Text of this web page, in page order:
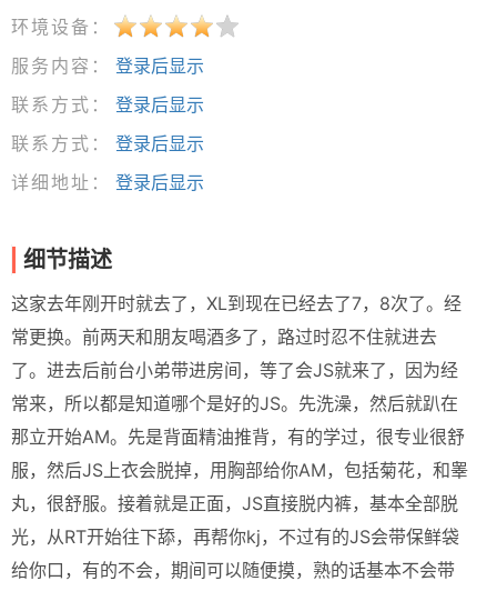
环境设备：
服务内容：
登录后显示
联系方式：
登录后显示
联系方式：
登录后显示
详细地址：
登录后显示
细节描述
这家去年刚开时就去了，XL到现在已经去了7，8次了。经
常更换。前两天和朋友喝酒多了，路过时忍不住就进去
了。进去后前台小弟带进房间，等了会JS就来了，因为经
常来，所以都是知道哪个是好的JS。先洗澡，然后就趴在
那立开始AM。先是背面精油推背，有的学过，很专业很舒
服，然后JS上衣会脱掉，用胸部给你AM，包括菊花，和睾
丸，很舒服。接着就是正面，JS直接脱内裤，基本全部脱
光，从RT开始往下舔，再帮你kj，不过有的JS会带保鲜袋
给你口，有的不会，期间可以随便摸，熟的话基本不会带